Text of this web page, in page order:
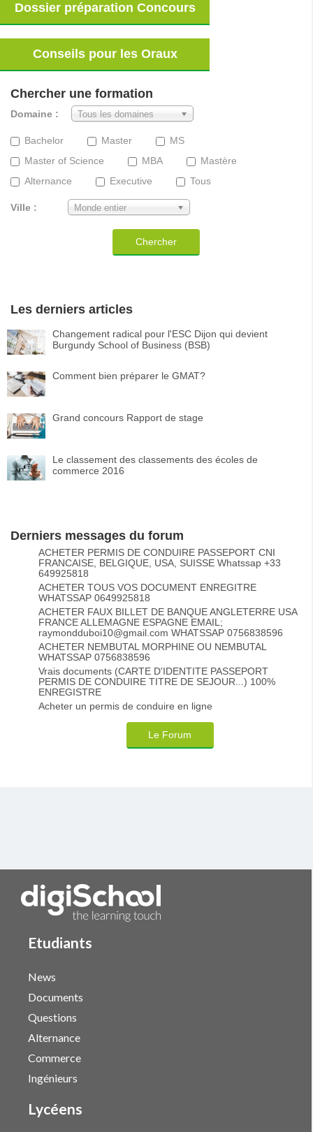
Dossier préparation Concours
Conseils pour les Oraux
Chercher une formation
Domaine : Tous les domaines
Bachelor Master
MS
Master of Science
MBA
Mastère
Alternance
Executive Tous
Ville : Monde entier
Chercher
Les derniers articles
Changement radical pour l'ESC Dijon qui devient
Burgundy School of Business (BSB)
Comment bien préparer le GMAT?
Grand concours Rapport de stage
Le classement des classements des écoles de
commerce 2016
Derniers messages du forum
ACHETER PERMIS DE CONDUIRE PASSEPORT CNI
FRANCAISE, BELGIQUE, USA, SUISSE Whatssap +33
649925818
ACHETER TOUS VOS DOCUMENT ENREGITRE
WHATSSAP 0649925818
ACHETER FAUX BILLET DE BANQUE ANGLETERRE USA
FRANCE ALLEMAGNE ESPAGNE EMAIL;
raymondduboi10@gmail.com WHATSSAP 0756838596
ACHETER NEMBUTAL MORPHINE OU NEMBUTAL
WHATSSAP 0756838596
Vrais documents (CARTE D'IDENTITE PASSEPORT
PERMIS DE CONDUIRE TITRE DE SEJOUR...) 100%
ENREGISTRE
Acheter un permis de conduire en ligne
Le Forum
Etudiants
News
Documents
Questions
Alternance
Commerce
Ingénieurs
Lycéens